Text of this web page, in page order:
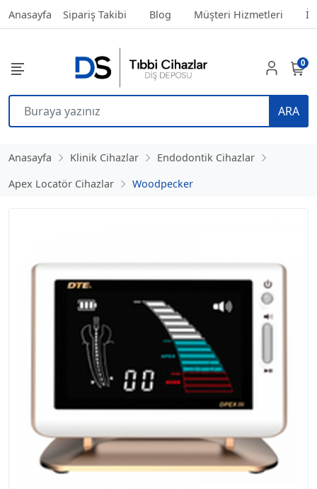
Anasayfa Sipariş Takibi Blog Müşteri Hizmetleri
ARA
0
Anasayfa Klinik Cihazlar
Endodontik Cihazlar
Apex Locatör Cihazlar
Woodpecker